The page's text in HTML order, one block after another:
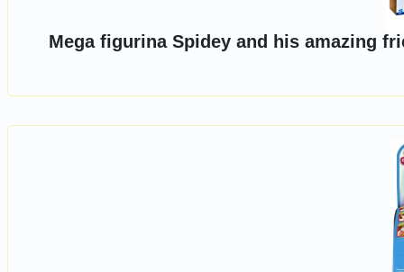
Mega figurina Spidey and his amazing